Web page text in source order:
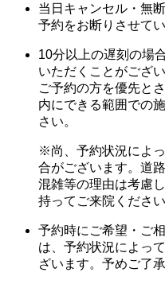
当日キャンセル・無
予約をお断りさせて
10分以上の遅刻の場
いただくことがござ
ご予約の方を優先と
内にできる範囲での
さい。
※尚、予約状況によ
合がございます。道
混雑等の理由は考慮
持ってご来院ください
予約時にご希望・ご
は、予約状況によっ
ざいます。予めご了